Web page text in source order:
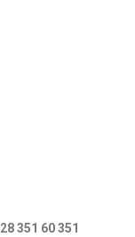
351 60 351